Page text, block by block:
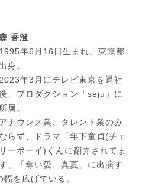
香澄
1995年6月16日生まれ。東京都
出身。
2023年3月にテレビ東京を退社
、プロダクション「seju」に
所属。
アナウンス業、タレント業のみ
ならず、ドラマ「年下童貞(チェ
リーボーイ)くんに翻弄されてま
」「奪い愛、真夏」に出演す
を広げている。